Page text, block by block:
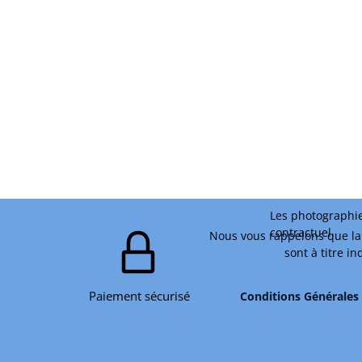
Paiement sécurisé
Les
contractuel.
Conditions
Nous vous rappelons que
sont à titre